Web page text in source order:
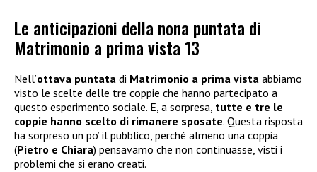
Le anticipazioni della nona puntata di
Matrimonio a prima vista 13
Nell’ottava puntata di Matrimonio a prima vista abbiamo
visto le scelte delle tre coppie che hanno partecipato a
questo esperimento sociale. E, a sorpresa, tutte e tre le
coppie hanno scelto di rimanere sposate. Questa risposta
ha sorpreso un po’ il pubblico, perché almeno una coppia
(Pietro e Chiara) pensavamo che non continuasse, visti i
problemi che si erano creati.